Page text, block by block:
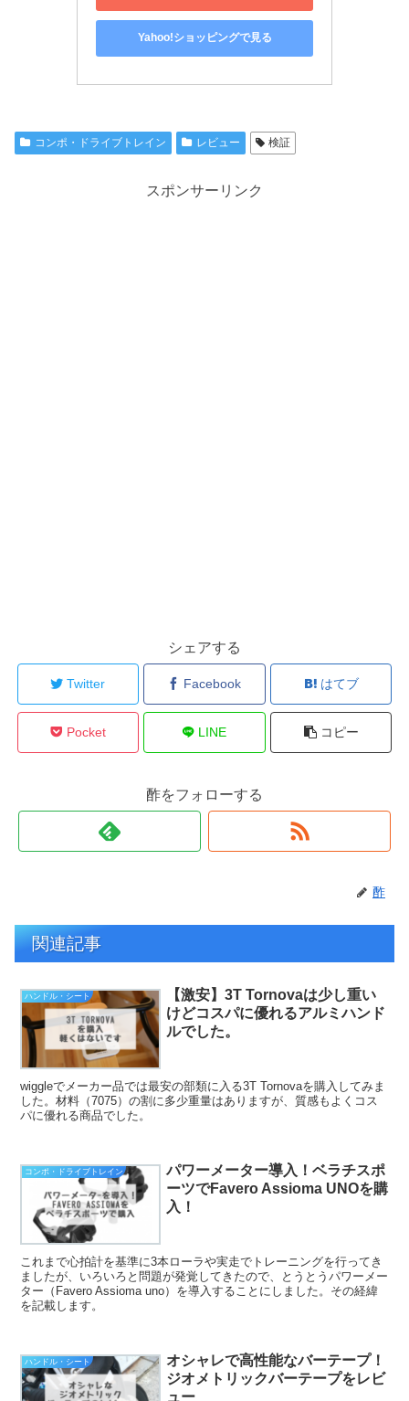
Yahoo!ショッピングで見る
コンポ・ドライブトレイン レビュー 検証
スポンサーリンク
シェアする
Twitter Facebook はてブ
Pocket LINE コピー
酢をフォローする
酢
関連記事
ハンドル・シート
【激安】3T Tornovaは少し重い
けどコスパに優れるアルミハンド
ルでした。
wiggleでメーカー品では最安の部類に入る3T Tornovaを購入してみま
した。材料（7075）の割に多少重量はありますが、質感もよくコス
パに優れる商品でした。
コンポ・ドライブトレイン
パワーメーター導入！ベラチスポ
ーツでFavero Assioma UNOを購
入！
これまで心拍計を基準に3本ローラや実走でトレーニングを行ってき
ましたが、いろいろと問題が発覚してきたので、とうとうパワーメー
ター（Favero Assioma uno）を導入することにしました。その経緯
を記載します。
ハンドル・シート
オシャレで高性能なバーテープ！
ジオメトリックバーテープをレビ
ュー